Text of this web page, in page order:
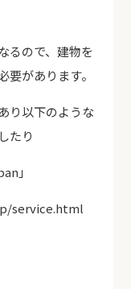
るので、建物を
があります。
り以下のような
たり
」
service.html